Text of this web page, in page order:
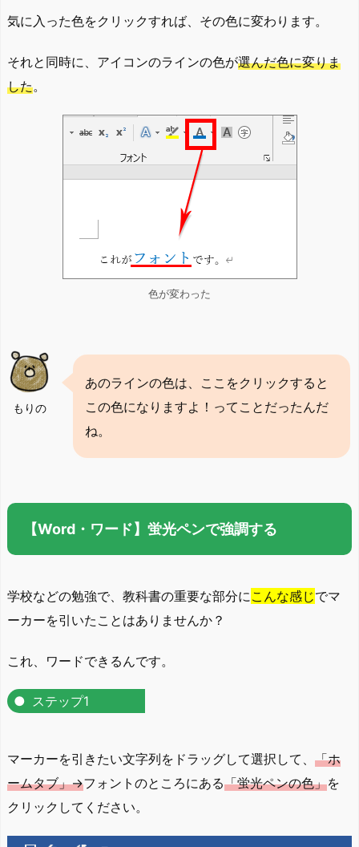
気に入った色をクリックすれば、その色に変わります。
それと同時に、アイコンのラインの色が選んだ色に変りま
した。
色が変わった
もりの
あのラインの色は、ここをクリックすると
この色になりますよ！ってことだったんだ
ね。
【Word・ワード】蛍光ペンで強調する
学校などの勉強で、教科書の重要な部分に こんな感じでマ
ーカーを引いたことはありませんか？
これ、ワードできるんです。
ステップ1
マーカーを引きたい文字列をドラッグして選択して、 「ホ
ームタブ」→フォントのところにある「蛍光ペンの色」を
クリックしてください。